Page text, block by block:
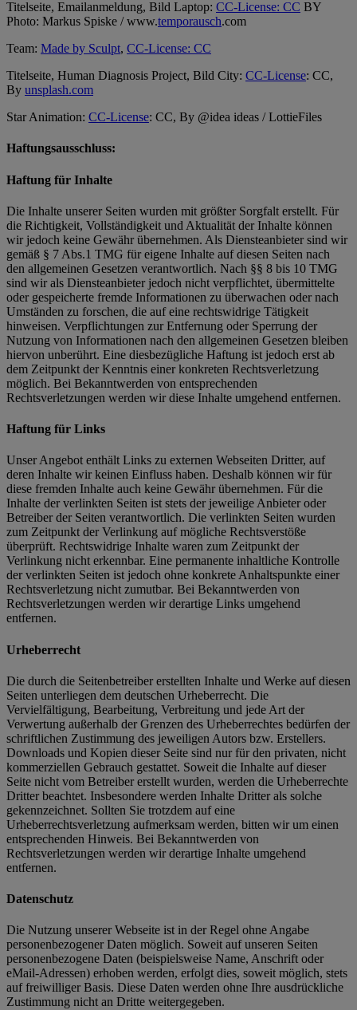
Titelseite, Emailanmeldung, Bild Laptop: CC-License: CC BY
Photo: Markus Spiske / www.temporausch.com
Team: Made by Sculpt, CC-License: CC
Titelseite, Human Diagnosis Project, Bild City: CC-License: CC,
By unsplash.com
Star Animation: CC-License: CC, By @idea ideas / LottieFiles
Haftungsausschluss:
Haftung für Inhalte
Die Inhalte unserer Seiten wurden mit größter Sorgfalt erstellt. Für
die Richtigkeit, Vollständigkeit und Aktualität der Inhalte können
wir jedoch keine Gewähr übernehmen. Als Diensteanbieter sind wir
gemäß § 7 Abs.1 TMG für eigene Inhalte auf diesen Seiten nach
den allgemeinen Gesetzen verantwortlich. Nach §§ 8 bis 10 TMG
sind wir als Diensteanbieter jedoch nicht verpflichtet, übermittelte
oder gespeicherte fremde Informationen zu überwachen oder nach
Umständen zu forschen, die auf eine rechtswidrige Tätigkeit
hinweisen. Verpflichtungen zur Entfernung oder Sperrung der
Nutzung von Informationen nach den allgemeinen Gesetzen bleiben
hiervon unberührt. Eine diesbezügliche Haftung ist jedoch erst ab
dem Zeitpunkt der Kenntnis einer konkreten Rechtsverletzung
möglich. Bei Bekanntwerden von entsprechenden
Rechtsverletzungen werden wir diese Inhalte umgehend entfernen.
Haftung für Links
Unser Angebot enthält Links zu externen Webseiten Dritter, auf
deren Inhalte wir keinen Einfluss haben. Deshalb können wir für
diese fremden Inhalte auch keine Gewähr übernehmen. Für die
Inhalte der verlinkten Seiten ist stets der jeweilige Anbieter oder
Betreiber der Seiten verantwortlich. Die verlinkten Seiten wurden
zum Zeitpunkt der Verlinkung auf mögliche Rechtsverstöße
überprüft. Rechtswidrige Inhalte waren zum Zeitpunkt der
Verlinkung nicht erkennbar. Eine permanente inhaltliche Kontrolle
der verlinkten Seiten ist jedoch ohne konkrete Anhaltspunkte einer
Rechtsverletzung nicht zumutbar. Bei Bekanntwerden von
Rechtsverletzungen werden wir derartige Links umgehend
entfernen.
Urheberrecht
Die durch die Seitenbetreiber erstellten Inhalte und Werke auf diesen
Seiten unterliegen dem deutschen Urheberrecht. Die
Vervielfältigung, Bearbeitung, Verbreitung und jede Art der
Verwertung außerhalb der Grenzen des Urheberrechtes bedürfen der
schriftlichen Zustimmung des jeweiligen Autors bzw. Erstellers.
Downloads und Kopien dieser Seite sind nur für den privaten, nicht
kommerziellen Gebrauch gestattet. Soweit die Inhalte auf dieser
Seite nicht vom Betreiber erstellt wurden, werden die Urheberrechte
Dritter beachtet. Insbesondere werden Inhalte Dritter als solche
gekennzeichnet. Sollten Sie trotzdem auf eine
Urheberrechtsverletzung aufmerksam werden, bitten wir um einen
entsprechenden Hinweis. Bei Bekanntwerden von
Rechtsverletzungen werden wir derartige Inhalte umgehend
entfernen.
Datenschutz
Die Nutzung unserer Webseite ist in der Regel ohne Angabe
personenbezogener Daten möglich. Soweit auf unseren Seiten
personenbezogene Daten (beispielsweise Name, Anschrift oder
eMail-Adressen) erhoben werden, erfolgt dies, soweit möglich, stets
auf freiwilliger Basis. Diese Daten werden ohne Ihre ausdrückliche
Zustimmung nicht an Dritte weitergegeben.